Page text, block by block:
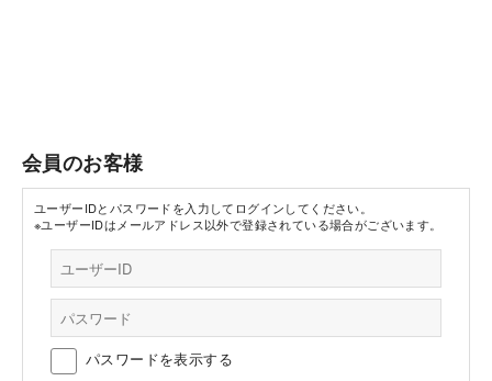
会員のお客様
ユーザーIDとパスワードを入力してログインしてください。
※ユーザーIDはメールアドレス以外で登録されている場合がございます。
パスワードを表示する